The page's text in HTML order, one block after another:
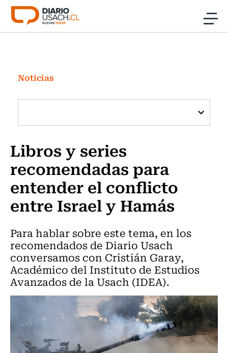
Click acá para ir directamente al contenido
Investigación
Cultura
Programas Radio y TV Usach
Noticias
Libros y series
recomendadas para
entender el conflicto
entre Israel y Hamás
Para hablar sobre este tema, en los
recomendados de Diario Usach
conversamos con Cristián Garay,
Académico del Instituto de Estudios
Avanzados de la Usach (IDEA).